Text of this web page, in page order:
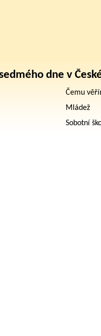
dne v
Čemu
Mládež
Sobotní